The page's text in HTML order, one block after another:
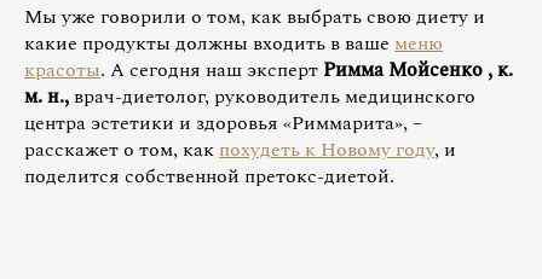
Мы уже говорили о том, как выбрать свою диету и
какие продукты должны входить в ваше меню
красоты. А сегодня наш эксперт Римма Мойсенко , к.
м. н., врач-диетолог, руководитель медицинского
центра эстетики и здоровья «Риммарита», –
расскажет о том, какпохудеть к Новому году, и
поделится собственной претокс-диетой.